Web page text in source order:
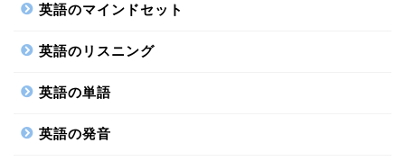
英語のマインドセット
英語のリスニング
英語の単語
英語の発音